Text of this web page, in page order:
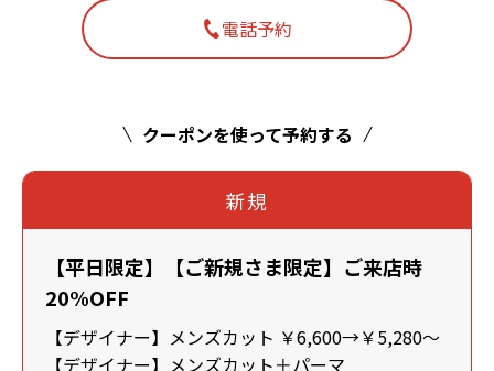
電話予約
クーポンを使って予約する
新規
【平日限定】【ご新規さま限定】ご来店時
20%OFF
【デザイナー】メンズカット ￥6,600→￥5,280～
【デザイナー】メンズカット＋パーマ